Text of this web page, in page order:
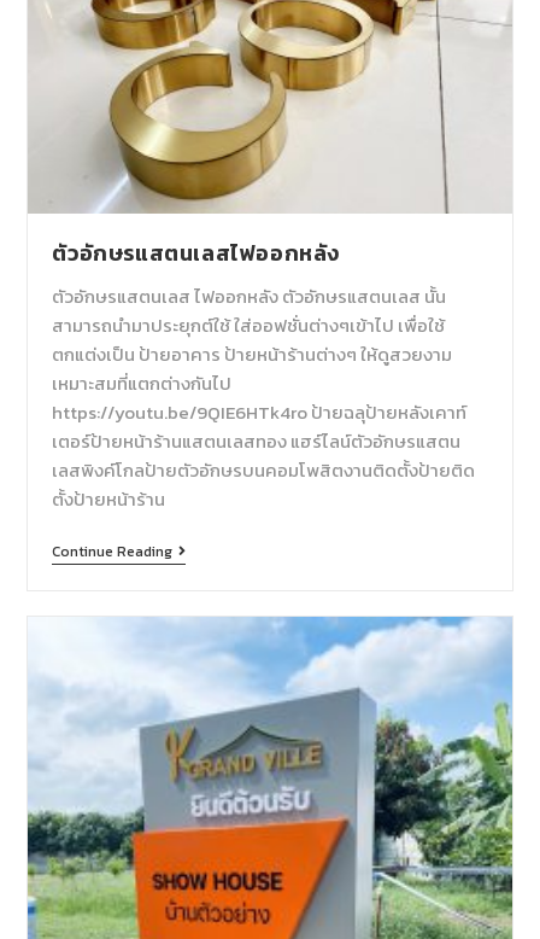
ตัวอักษรแสตนเลสไฟออกหลัง
ตัวอักษรแสตนเลส ไฟออกหลัง ตัวอักษรแสตนเลส นั้น
สามารถนำมาประยุกต์ใช้ ใส่ออฟชั่นต่างๆเข้าไป เพื่อใช้
ตกแต่งเป็น ป้ายอาคาร ป้ายหน้าร้านต่างๆ ให้ดูสวยงาม
เหมาะสมที่แตกต่างกันไป
https://youtu.be/9QIE6HTk4ro ป้ายฉลุป้ายหลังเคาท์
เตอร์ป้ายหน้าร้านแสตนเลสทอง แฮร์ไลน์ตัวอักษรแสตน
เลสพิงค์โกลป้ายตัวอักษรบนคอมโพสิตงานติดตั้งป้ายติด
ตั้งป้ายหน้าร้าน
Continue Reading